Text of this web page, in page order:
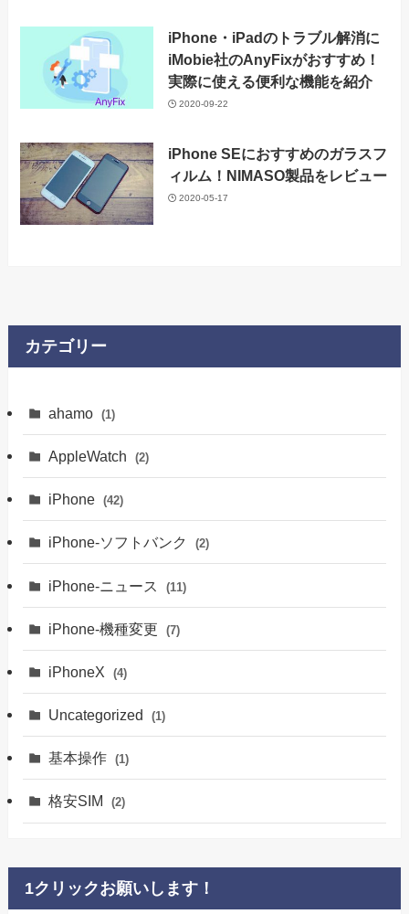
iPhone・iPadのトラブル解消に
iMobie社のAnyFixがおすすめ！
実際に使える便利な機能を紹介
2020-09-22
iPhone SEにおすすめのガラスフ
ィルム！NIMASO製品をレビュー
2020-05-17
カテゴリー
ahamo (1)
AppleWatch (2)
iPhone (42)
iPhone-ソフトバンク (2)
iPhone-ニュース (11)
iPhone-機種変更 (7)
iPhoneX (4)
Uncategorized (1)
基本操作 (1)
格安SIM (2)
1クリックお願いします！